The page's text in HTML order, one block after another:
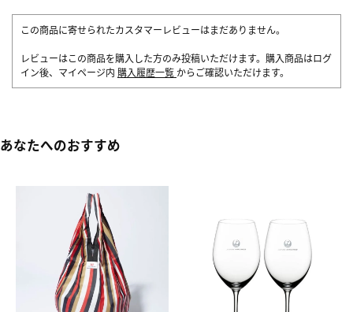
この商品に寄せられたカスタマーレビューはまだありません。
レビューはこの商品を購入した方のみ投稿いただけます。購入商品はログ
イン後、マイページ内 購入履歴一覧 からご確認いただけます。
あなたへのおすすめ